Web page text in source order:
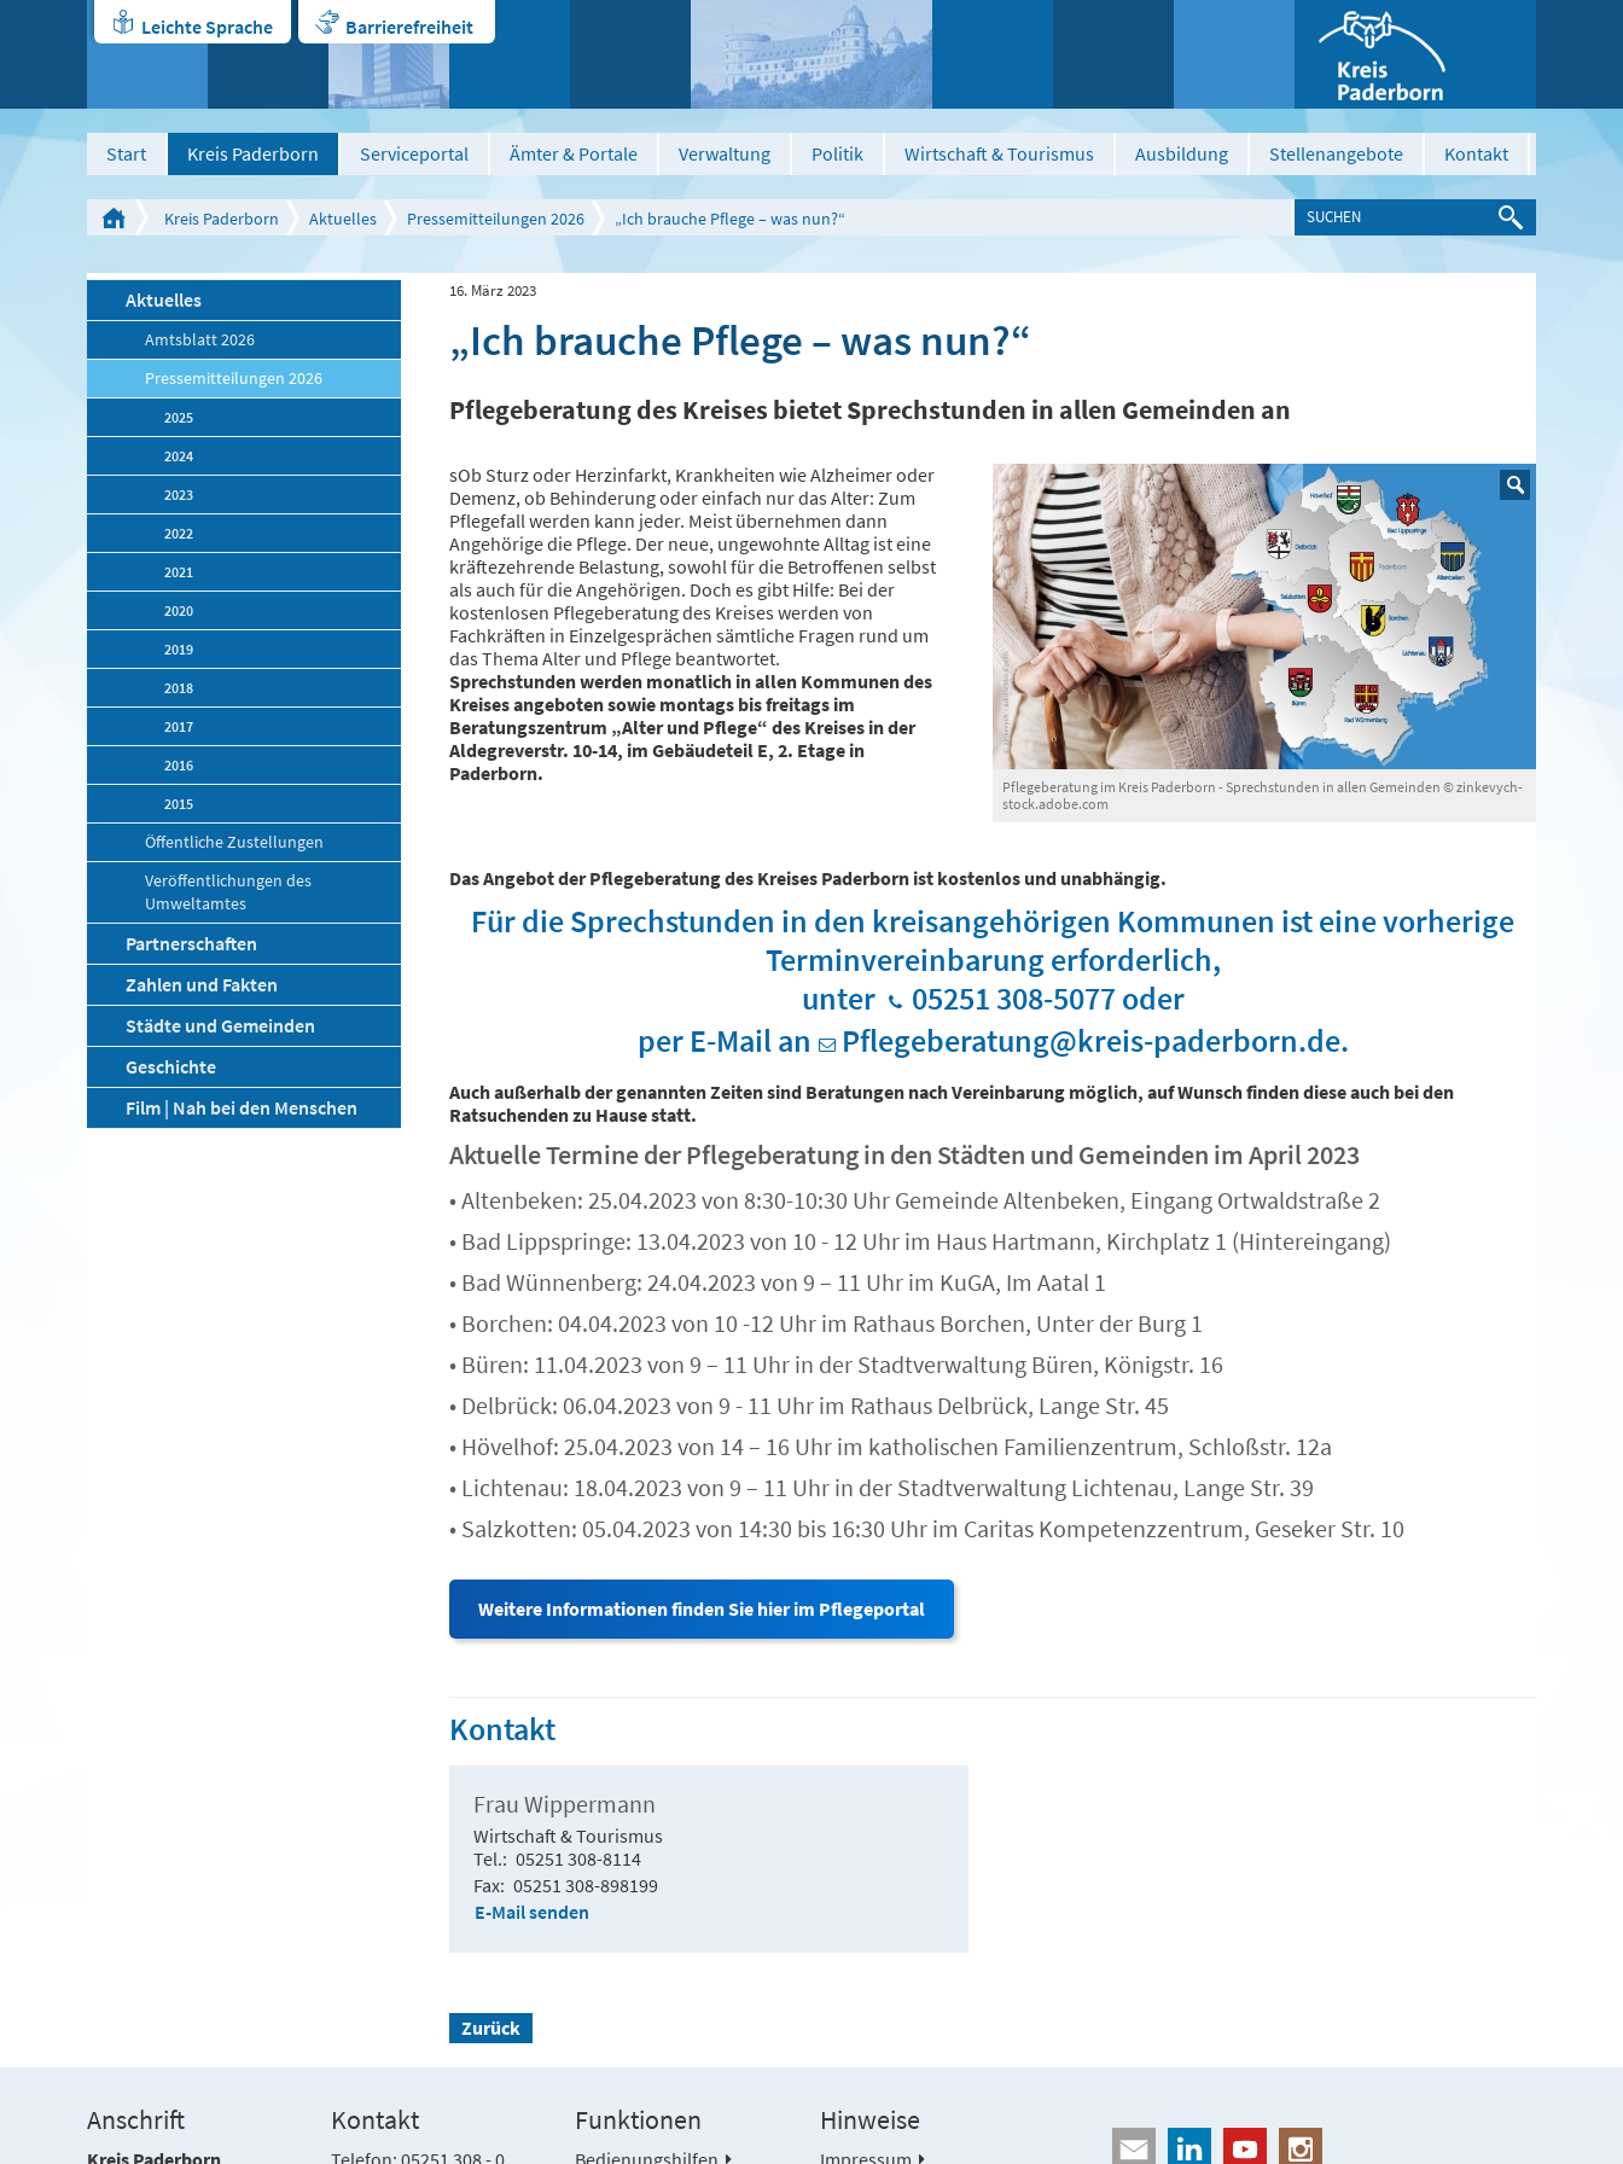
Leichte Sprache Barrierefreiheit
Start Kreis Paderborn Serviceportal Ämter & Portale Verwaltung Politik Wirtschaft & Tourismus Ausbildung Stellenangebote Kontakt
Kreis Paderborn Aktuelles Pressemitteilungen 2026 „Ich brauche Pflege – was nun?“
Aktuelles
Amtsblatt 2026
Pressemitteilungen 2026
2025
2024
2023
2022
2021
2020
2019
2018
2017
2016
2015
Öffentliche Zustellungen
Veröffentlichungen des
Umweltamtes
Partnerschaften
Zahlen und Fakten
Städte und Gemeinden
Geschichte
Film | Nah bei den Menschen
16. März 2023
„Ich brauche Pflege – was nun?“
Pflegeberatung des Kreises bietet Sprechstunden in allen Gemeinden an
Pflegeberatung im Kreis Paderborn - Sprechstunden in allen Gemeinden © zinkevych-
stock.adobe.com
sOb Sturz oder Herzinfarkt, Krankheiten wie Alzheimer oder
Demenz, ob Behinderung oder einfach nur das Alter: Zum
Pflegefall werden kann jeder. Meist übernehmen dann
Angehörige die Pflege. Der neue, ungewohnte Alltag ist eine
kräftezehrende Belastung, sowohl für die Betroffenen selbst
als auch für die Angehörigen. Doch es gibt Hilfe: Bei der
kostenlosen Pflegeberatung des Kreises werden von
Fachkräften in Einzelgesprächen sämtliche Fragen rund um
das Thema Alter und Pflege beantwortet.
Sprechstunden werden monatlich in allen Kommunen des
Kreises angeboten sowie montags bis freitags im
Beratungszentrum „Alter und Pflege“ des Kreises in der
Aldegreverstr. 10-14, im Gebäudeteil E, 2. Etage in
Paderborn.
Das Angebot der Pflegeberatung des Kreises Paderborn ist kostenlos und unabhängig.
Für die Sprechstunden in den kreisangehörigen Kommunen ist eine vorherige
Terminvereinbarung erforderlich,
unter
05251 308-5077oder
per E-Mail an
Pflegeberatung@kreis-paderborn.de.
Auch außerhalb der genannten Zeiten sind Beratungen nach Vereinbarung möglich, auf Wunsch finden diese auch bei den
Ratsuchenden zu Hause statt.
Aktuelle Termine der Pflegeberatung in den Städten und Gemeinden im April 2023
• Altenbeken: 25.04.2023 von 8:30-10:30 Uhr Gemeinde Altenbeken, Eingang Ortwaldstraße 2
• Bad Lippspringe: 13.04.2023 von 10 - 12 Uhr im Haus Hartmann, Kirchplatz 1 (Hintereingang)
• Bad Wünnenberg: 24.04.2023 von 9 – 11 Uhr im KuGA, Im Aatal 1
• Borchen: 04.04.2023 von 10 -12 Uhr im Rathaus Borchen, Unter der Burg 1
• Büren: 11.04.2023 von 9 – 11 Uhr in der Stadtverwaltung Büren, Königstr. 16
• Delbrück: 06.04.2023 von 9 - 11 Uhr im Rathaus Delbrück, Lange Str. 45
• Hövelhof: 25.04.2023 von 14 – 16 Uhr im katholischen Familienzentrum, Schloßstr. 12a
• Lichtenau: 18.04.2023 von 9 – 11 Uhr in der Stadtverwaltung Lichtenau, Lange Str. 39
• Salzkotten: 05.04.2023 von 14:30 bis 16:30 Uhr im Caritas Kompetenzzentrum, Geseker Str. 10
Weitere Informationen finden Sie hier im Pflegeportal
Kontakt
Frau Wippermann
Wirtschaft & Tourismus
Tel. 05251 308-8114
Fax 05251 308-898199
E-Mail senden
Zurück
Anschrift
Kreis Paderborn
Kontakt
Telefon: 05251 308 - 0
Funktionen
Bedienungshilfen
Hinweise
Impressum